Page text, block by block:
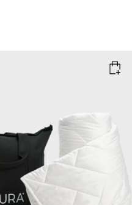
10kg
Add to cart